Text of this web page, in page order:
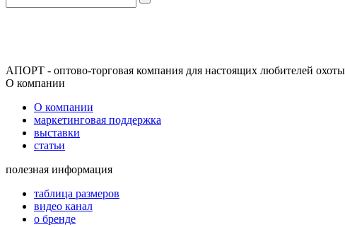
АПОРТ - оптово-торговая компания для настоящих любителей
О компании
О компании
маркетинговая поддержка
выставки
статьи
полезная информация
таблица размеров
видео канал
о бренде